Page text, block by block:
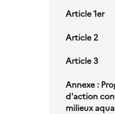
Article 1er
Article 2
Article 3
Annexe :
d'action
milieux